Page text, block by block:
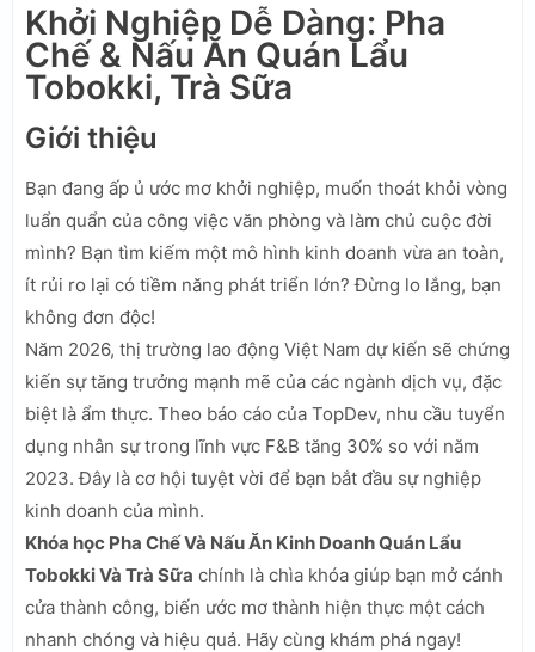
Khởi Nghiệp Dễ Dàng: Pha
Chế & Nấu Ăn Quán Lẩu
Tobokki, Trà Sữa
Giới thiệu
Bạn đang ấp ủ ước mơ khởi nghiệp, muốn thoát khỏi vòng
luẩn quẩn của công việc văn phòng và làm chủ cuộc đời
mình? Bạn tìm kiếm một mô hình kinh doanh vừa an toàn,
ít rủi ro lại có tiềm năng phát triển lớn? Đừng lo lắng, bạn
không đơn độc!
Năm 2026, thị trường lao động Việt Nam dự kiến sẽ chứng
kiến sự tăng trưởng mạnh mẽ của các ngành dịch vụ, đặc
biệt là ẩm thực. Theo báo cáo của TopDev, nhu cầu tuyển
dụng nhân sự trong lĩnh vực F&B tăng 30% so với năm
2023. Đây là cơ hội tuyệt vời để bạn bắt đầu sự nghiệp
kinh doanh của mình.
Khóa học Pha Chế Và Nấu Ăn Kinh Doanh Quán Lẩu
Tobokki Và Trà Sữa chính là chìa khóa giúp bạn mở cánh
cửa thành công, biến ước mơ thành hiện thực một cách
nhanh chóng và hiệu quả. Hãy cùng khám phá ngay!